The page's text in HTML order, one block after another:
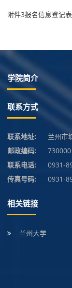
附件3报名信息登记表
学院简介
联系方式
联系地址:
兰州市
邮政编码:
730000
联系电话:
0931-
传真号码:
0931-
相关链接
兰州大学